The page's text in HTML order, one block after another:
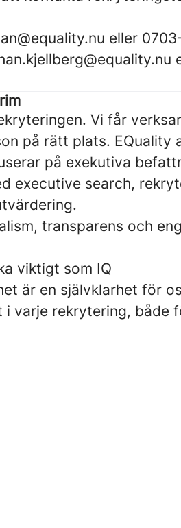
eller
Vi får
på rätt plats. EQuality
på exekutiva
executive search,
transparens och
viktigt som IQ
är en självklarhet för
varje rekrytering, både